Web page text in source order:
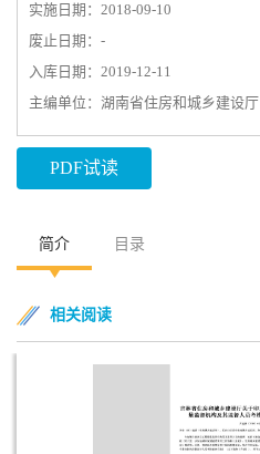
实施日期：2018-09-10
废止日期：-
入库日期：2019-12-11
主编单位：湖南省住房和城乡建设厅
PDF试读
简介 目录
相关阅读